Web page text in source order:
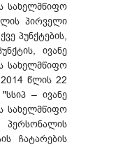
სახელმწიფო
პირველი
პუნქტების,
ივანე
სახელმწიფო
2014 წლის 22
– ივანე
სახელმწიფო
ჩატარების